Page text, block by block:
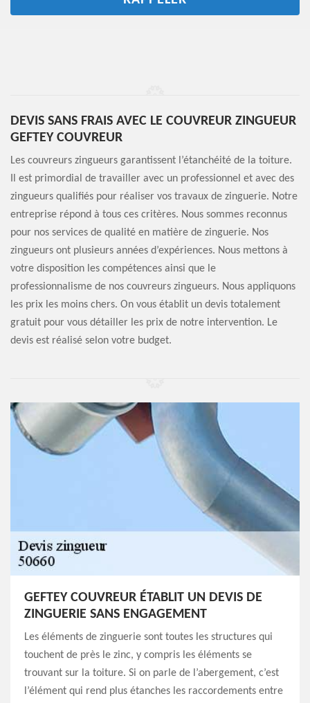
DEVIS SANS FRAIS AVEC LE COUVREUR ZINGUEUR
GEFTEY COUVREUR
Les couvreurs zingueurs garantissent l’étanchéité de la toiture.
Il est primordial de travailler avec un professionnel et avec des
zingueurs qualifiés pour réaliser vos travaux de zinguerie. Notre
entreprise répond à tous ces critères. Nous sommes reconnus
pour nos services de qualité en matière de zinguerie. Nos
zingueurs ont plusieurs années d’expériences. Nous mettons à
votre disposition les compétences ainsi que le
professionnalisme de nos couvreurs zingueurs. Nous appliquons
les prix les moins chers. On vous établit un devis totalement
gratuit pour vous détailler les prix de notre intervention. Le
devis est réalisé selon votre budget.
GEFTEY COUVREUR ÉTABLIT UN DEVIS DE
ZINGUERIE SANS ENGAGEMENT
Les éléments de zinguerie sont toutes les structures qui
touchent de près le zinc, y compris les éléments se
trouvant sur la toiture. Si on parle de l’abergement, c’est
l’élément qui rend plus étanches les raccordements entre